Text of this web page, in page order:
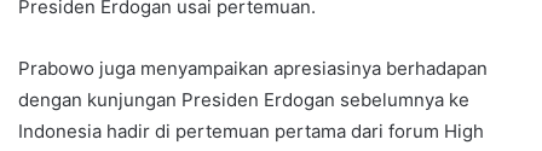
Presiden Erdogan usai pertemuan.
Prabowo juga menyampaikan apresiasinya berhadapan
dengan kunjungan Presiden Erdogan sebelumnya ke
Indonesia hadir di pertemuan pertama dari forum High